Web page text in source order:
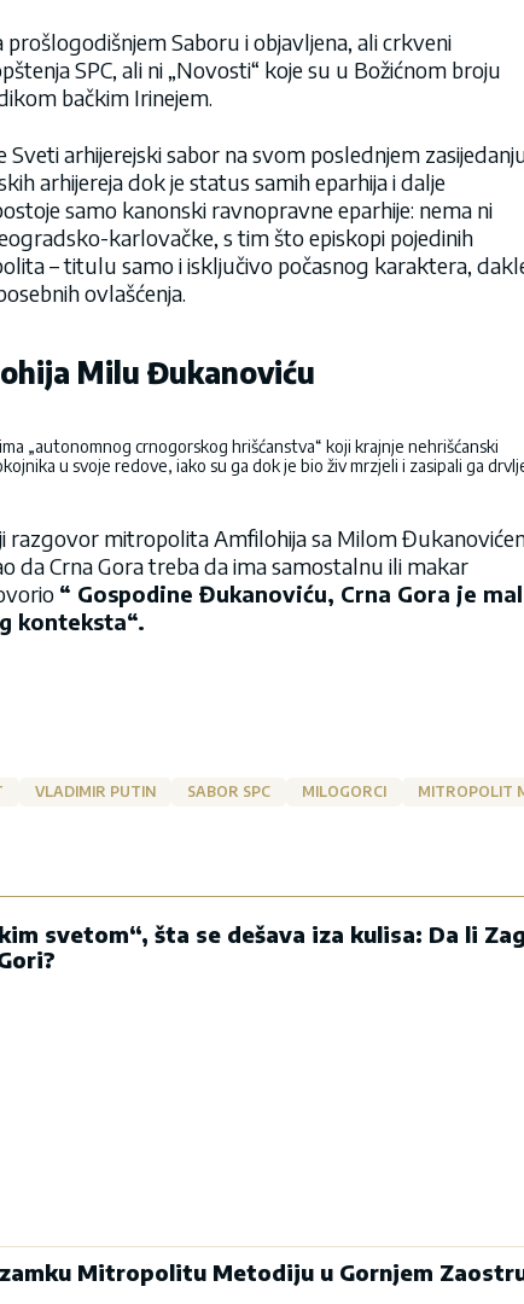
Saboru i objavljena, ali crkveni
SPC, ali ni „Novosti“ koje su u Božićnom broju
bačkim Irinejem.
Sveti arhijerejski sabor na svom poslednjem
arhijereja dok je status samih eparhija i dalje
samo kanonski ravnopravne eparhije: nema ni
karlovačke, s tim što episkopi pojedinih
– titulu samo i isključivo počasnog karaktera,
ovlašćenja.
Milu Đukanoviću
„autonomnog crnogorskog hrišćanstva“ koji krajnje nehrišćanski
u svoje redove, iako su ga dok je bio živ mrzjeli i zasipali ga
razgovor mitropolita Amfilohija sa Milom
da Crna Gora treba da ima samostalnu ili makar
“ Gospodine Đukanoviću, Crna Gora je
konteksta“.
VLADIMIR PUTIN SABOR SPC MILOGORCI MITROPOLIT
svetom“, šta se dešava iza kulisa: Da li
Mitropolitu Metodiju u Gornjem